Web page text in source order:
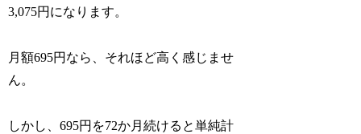
3,075円になります。
月額695円なら、それほど高く感じませ
ん。
しかし、695円を72か月続けると単純計